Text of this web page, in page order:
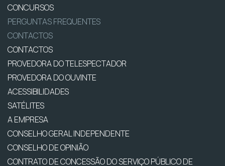
CONCURSOS
PERGUNTAS FREQUENTES
CONTACTOS
CONTACTOS
PROVEDORA DO TELESPECTADOR
PROVEDORA DO OUVINTE
ACESSIBILIDADES
SATÉLITES
A EMPRESA
CONSELHO GERAL INDEPENDENTE
CONSELHO DE OPINIÃO
CONTRATO DE CONCESSÃO DO SERVIÇO PÚBLICO DE